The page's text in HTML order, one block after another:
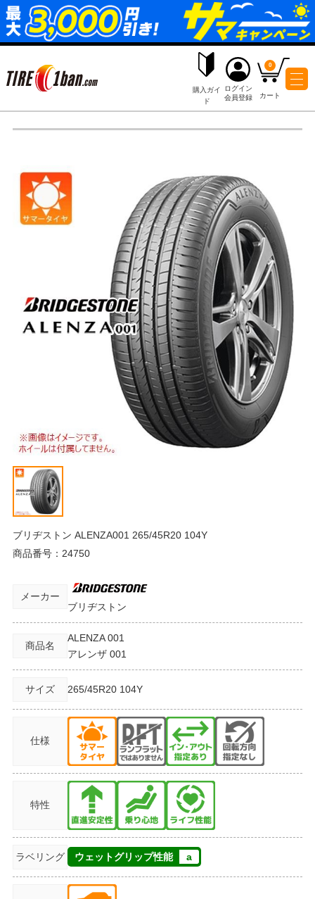
購入ガイ
ド
ログイン
ブリヂストン ALENZA001 265/45R20 104Y
商品番号： 24750
メーカー
ブリヂストン
商品名
ALENZA 001
アレンザ 001
サイズ 265/45R20 104Y
仕様
特性
ラベリング ウェットグリップ性能 a